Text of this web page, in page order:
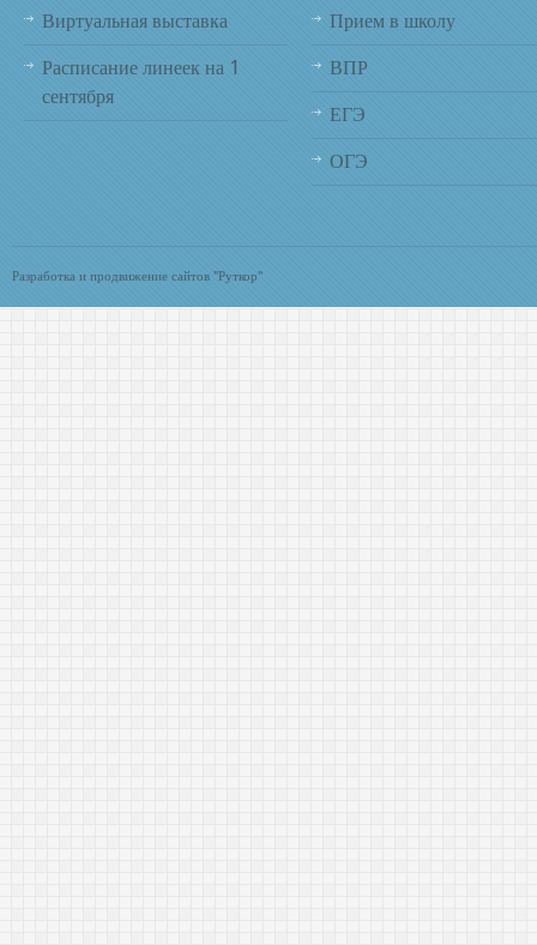
Заявление на получение платных образовательных
Виртуальная выставка
Расписание линеек на 1
сентября
Прием в школу
ВПР
ЕГЭ
ОГЭ
Разработка и продвижение сайтов "Руткор"